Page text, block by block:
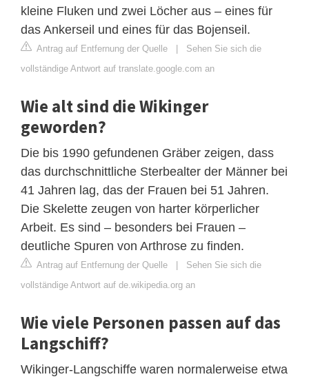
kleine Fluken und zwei Löcher aus – eines für
das Ankerseil und eines für das Bojenseil.
Antrag auf Entfernung der Quelle | Sehen Sie sich die
vollständige Antwort auf translate.google.com an
Wie alt sind die Wikinger
geworden?
Die bis 1990 gefundenen Gräber zeigen, dass
das durchschnittliche Sterbealter der Männer bei
41 Jahren lag, das der Frauen bei 51 Jahren.
Die Skelette zeugen von harter körperlicher
Arbeit. Es sind – besonders bei Frauen –
deutliche Spuren von Arthrose zu finden.
Antrag auf Entfernung der Quelle | Sehen Sie sich die
vollständige Antwort auf de.wikipedia.org an
Wie viele Personen passen auf das
Langschiff?
Wikinger-Langschiffe waren normalerweise etwa